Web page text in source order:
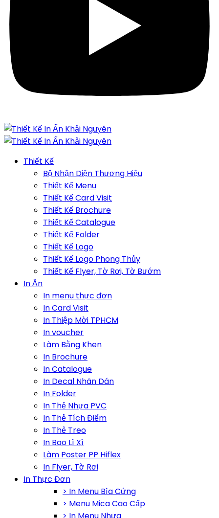
Thiết Kế
Bộ Nhận Diện Thương Hiệu
Thiết Kế Menu
Thiết Kế Card Visit
Thiết Kế Brochure
Thiết Kế Catalogue
Thiết Kế Folder
Thiết Kế Logo
Thiết Kế Logo Phong Thủy
Thiết Kế Flyer, Tờ Rơi, Tờ Bướm
In Ấn
In menu thực đơn
In Card Visit
In Thiệp Mời TPHCM
In voucher
Làm Bằng Khen
In Brochure
In Catalogue
In Decal Nhãn Dán
In Folder
In Thẻ Nhựa PVC
In Thẻ Tích Điểm
In Thẻ Treo
In Bao Lì Xì
Làm Poster PP Hiflex
In Flyer, Tờ Rơi
In Thực Đơn
> In Menu Bìa Cứng
> Menu Mica Cao Cấp